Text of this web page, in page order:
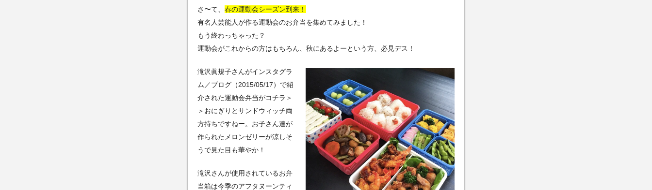
さ〜て、 春の運動会シーズン到来！
有名人芸能人が作る運動会のお弁当を集めてみました！
もう終わっちゃった？
運動会がこれからの方はもちろん、秋にあるよーという方、必見デス！
滝沢眞規子さんがインスタグラ
ム／ブログ（2015/05/17）で紹
介された運動会弁当がコチラ＞
＞おにぎりとサンドウィッチ両
方持ちですねー。お子さん達が
作られたメロンゼリーが涼しそ
うで見た目も華やか！
滝沢さんが使用されているお弁
当箱は今季のアフタヌーンティ